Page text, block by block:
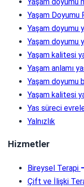
Yaşam Doyumu
Yaşam doyumu
Yaşam doyumu
Yaşam kalitesi
Yaşam anlamı
Yaşam doyumu
Yaşam kalitesi
Yas süreci
Yalnızlık
Hizmetler
Bireysel Terapi
Çift ve İlişki